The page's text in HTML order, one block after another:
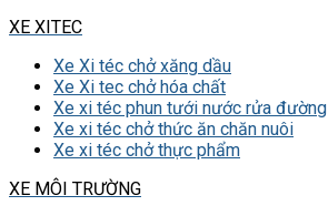
XE XITEC
Xe Xi téc chở xăng dầu
Xe Xi tec chở hóa chất
Xe xi téc phun tưới nước rửa đường
Xe xi téc chở thức ăn chăn nuôi
Xe xi téc chở thực phẩm
XE MÔI TRƯỜNG